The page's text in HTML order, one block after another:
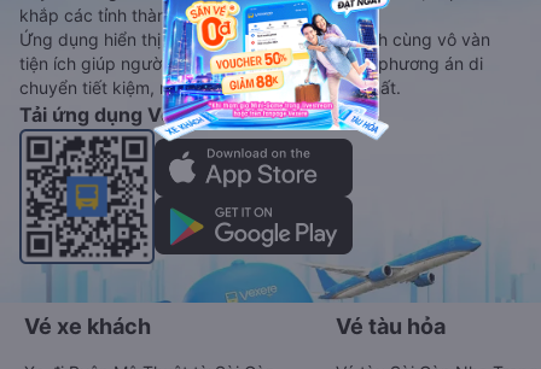
khắp các tỉnh thành tại Việt Nam.
Ứng dụng hiển thị thông tin đầy đủ, minh bạch cùng vô vàn
tiện ích giúp người dùng so sánh và lựa chọn phương án di
chuyển tiết kiệm, nhanh chóng và phù hợp nhất.
Tải ứng dụng Vexere ngay
Vé xe khách Vé tàu hỏa